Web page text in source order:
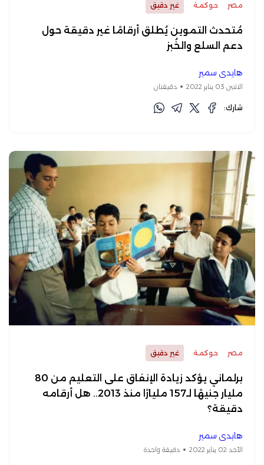
مصر حوكمة غير دقيق
مُتحدث التموين يُطلق أرقامًا غير دقيقة حول
دعم السلع والخُبز
هايدي سمير
الاثنين 03 يناير 2022 دقيقتان
شارك:
مصر حوكمة غير دقيق
برلماني يؤكد زيادة الإنفاق على التعليم من 80
مليار جنيهًا لـ157 مليارًا منذ 2013.. هل أرقامه
دقيقة؟
هايدي سمير
الأحد 02 يناير 2022 دقيقة واحدة